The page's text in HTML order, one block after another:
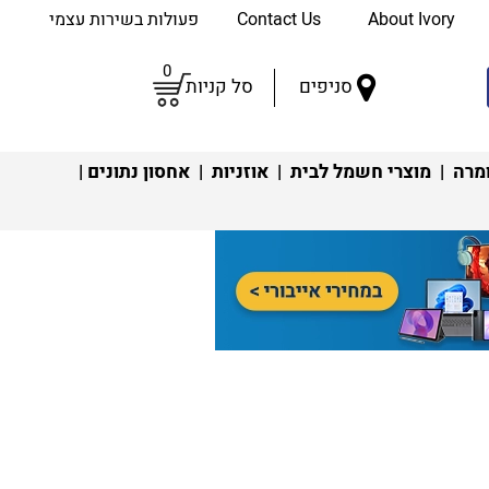
About Ivory פעולות בשירות עצמי
סניפים סל קניות
0
| מוצרי חשמל לבית | אוזניות | אחסון נתונים |